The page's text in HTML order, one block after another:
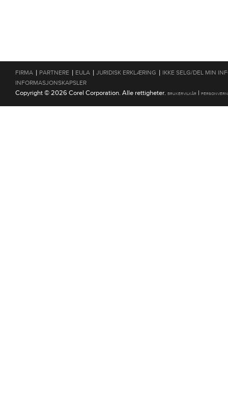
FIRMA | PARTNERE | EULA | JURIDISK ERKLÆRING | IKKE SELG/DEL MIN
INFORMASJONSKAPSLER
Copyright © 2026 Corel Corporation. Alle rettigheter. BRUKERVILKÅR | PERSONVERN